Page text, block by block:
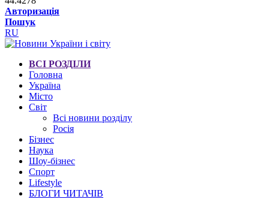
Авторизація
Пошук
RU
ВСІ РОЗДІЛИ
Головна
Україна
Місто
Світ
Всі новини розділу
Росія
Бізнес
Наука
Шоу-бізнес
Спорт
Lifestyle
БЛОГИ ЧИТАЧІВ